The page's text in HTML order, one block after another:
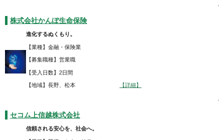
.
株式会社かんぽ生命保険
進化するぬくもり。
【業種】金融・保険業
【募集職種】営業職
【受入日数】2日間
【地域】長野、松本 【詳細】
.
セコム上信越株式会社
信頼される安心を、社会へ。